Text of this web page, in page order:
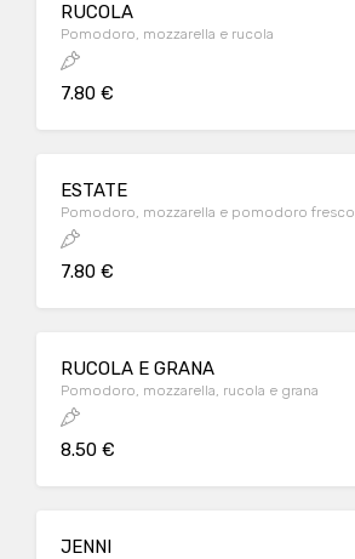
RUCOLA
Pomodoro, mozzarella e rucola
7.80 €
ESTATE
Pomodoro, mozzarella e pomodoro fresco
7.80 €
RUCOLA E GRANA
Pomodoro, mozzarella, rucola e grana
8.50 €
JENNI